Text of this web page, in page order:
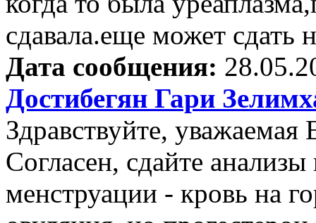
сдавала.еще может сдать
Дата сообщения:
Достибегян Гари
Здравствуйте, уважаемая
Согласен, сдайте
менструации - кровь на